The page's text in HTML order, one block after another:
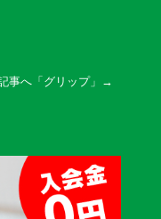
へ「 グリップ」→